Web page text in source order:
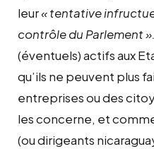
leur« tentative
contrôle du Parlement ».
(éventuels) actifs aux
qu’ils ne peuvent plus
entreprises ou des
les concerne, et
(ou dirigeants